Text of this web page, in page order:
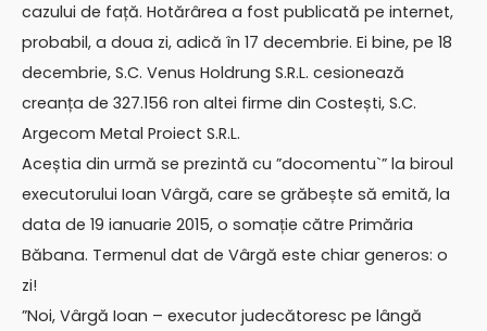
cazului de față. Hotărârea a fost publicată pe internet,
probabil, a doua zi, adică în 17 decembrie. Ei bine, pe 18
decembrie, S.C. Venus Holdrung S.R.L. cesionează
creanța de 327.156 ron altei firme din Costești, S.C.
Argecom Metal Proiect S.R.L.
Aceștia din urmă se prezintă cu ”docomentu`” la biroul
executorului Ioan Vârgă, care se grăbește să emită, la
data de 19 ianuarie 2015, o somație către Primăria
Băbana. Termenul dat de Vârgă este chiar generos: o
zi!
”Noi, Vârgă Ioan – executor judecătoresc pe lângă